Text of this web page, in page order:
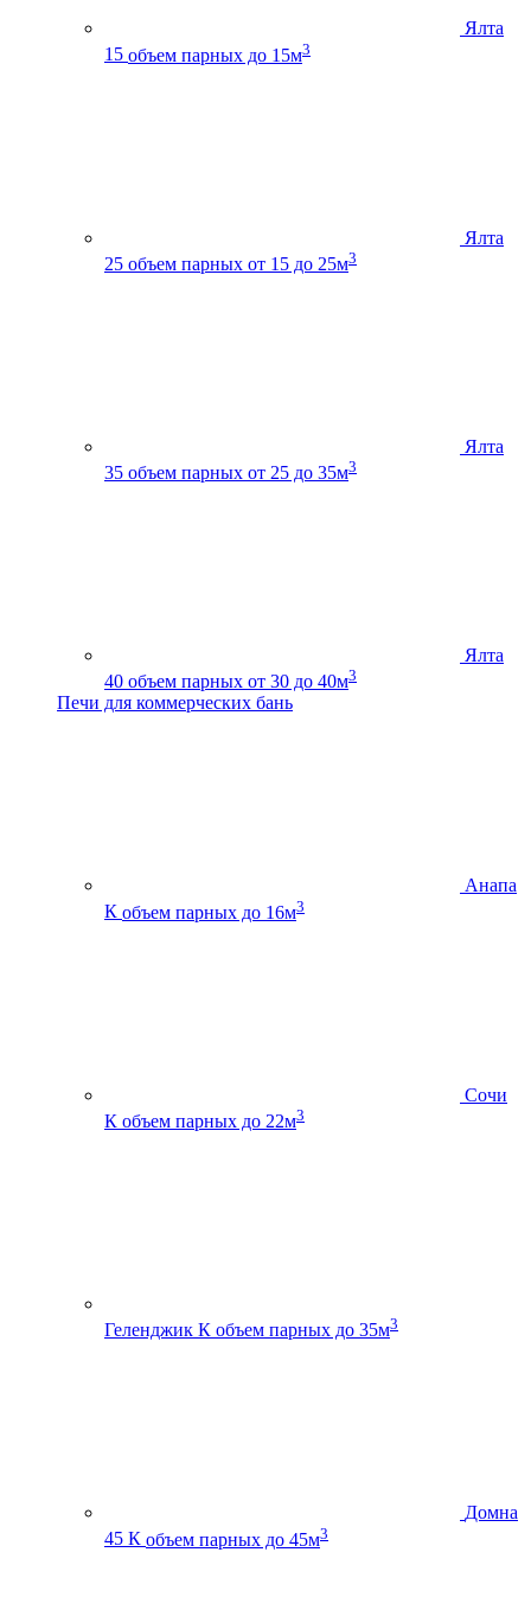
Ялта
15 объем парных до 15м3
Ялта
25 объем парных от 15 до 25м3
Ялта
35 объем парных от 25 до 35м3
Ялта
40 объем парных от 30 до 40м3
Печи для коммерческих бань
Анапа
К объем парных до 16м3
Сочи
К объем парных до 22м3
Геленджик К объем парных до 35м3
Домна
45 К объем парных до 45м3